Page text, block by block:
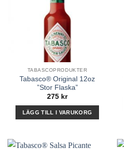
TABASCOPRODUKTER
Tabasco® Original 12oz
”Stor Flaska”
275 kr
LÄGG TILL I VARUKORG